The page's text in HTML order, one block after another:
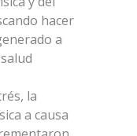
hacer
a
la
a causa